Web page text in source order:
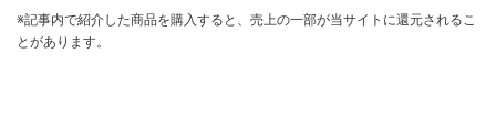
※記事内で紹介した商品を購入すると、売上の一部が当サイトに還元されるこ
とがあります。